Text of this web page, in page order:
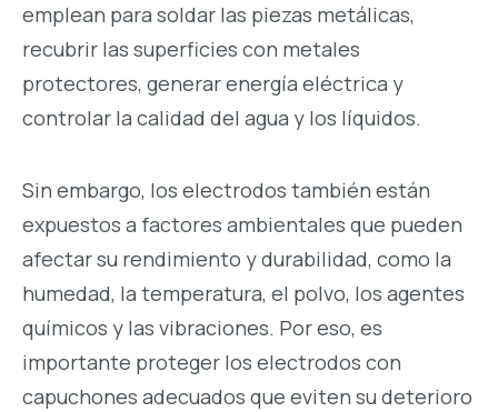
emplean para soldar las piezas metálicas,
recubrir las superficies con metales
protectores, generar energía eléctrica y
controlar la calidad del agua y los líquidos.
Sin embargo, los electrodos también están
expuestos a factores ambientales que pueden
afectar su rendimiento y durabilidad, como la
humedad, la temperatura, el polvo, los agentes
químicos y las vibraciones. Por eso, es
importante proteger los electrodos con
capuchones adecuados que eviten su deterioro